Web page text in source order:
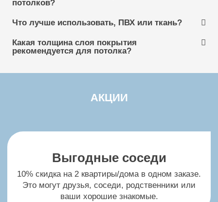
Натяжные потолки Barrisol
Натяжные потолки Bauf
Натяжные потолки Cerutti
Натяжные потолки Cold Stretch
Натяжные потолки CTN
отделки — натяжные потолки на балконе или лоджии
прослужат много лет, создавая идеально
выровненную, аккуратную обстановку без
потребности в частых ремонтах или заменах.
ситуаций, обращайтесь за помощью к
сайте, наши специалисты помогут вам.
потолков?
Что лучше использовать, ПВХ или ткань?
Какая толщина слоя покрытия
рекомендуется для потолка?
АКЦИИ
Выгодные соседи
10% скидка на 2 квартиры/дома в одном заказе.
Это могут друзья, соседи, родственники или
ваши хорошие знакомые.